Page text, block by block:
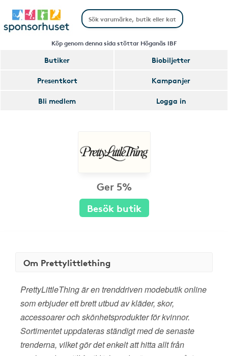
Köp genom denna sida stöttar Höganäs IBF
Butiker
Biobiljetter
Presentkort
Kampanjer
Bli medlem
Logga in
Ger 5%
Besök butik
Om Prettylittlething
PrettyLittleThing är en trenddriven modebutik online
som erbjuder ett brett utbud av kläder, skor,
accessoarer och skönhetsprodukter för kvinnor.
Sortimentet uppdateras ständigt med de senaste
trenderna, vilket gör det enkelt att hitta allt från